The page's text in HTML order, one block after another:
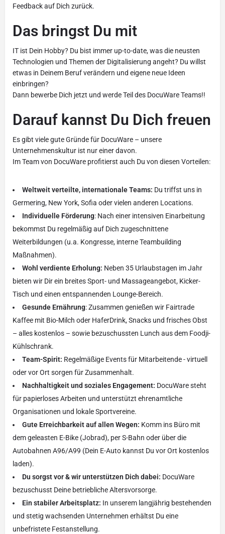
Feedback auf Dich zurück.
Das bringst Du mit
IT ist Dein Hobby? Du bist immer up-to-date, was die neusten
Technologien und Themen der Digitalisierung angeht? Du willst
etwas in Deinem Beruf verändern und eigene neue Ideen
einbringen?
Dann bewerbe Dich jetzt und werde Teil des DocuWare Teams!!
Darauf kannst Du Dich freuen
Es gibt viele gute Gründe für DocuWare – unsere
Unternehmenskultur ist nur einer davon.
Im Team von DocuWare profitierst auch Du von diesen Vorteilen:
Weltweit verteilte, internationale Teams: Du triffst uns in
Germering, New York, Sofia oder vielen anderen Locations.
Individuelle Förderung: Nach einer intensiven Einarbeitung
bekommst Du regelmäßig auf Dich zugeschnittene
Weiterbildungen (u.a. Kongresse, interne Teambuilding
Maßnahmen).
Wohl verdiente Erholung: Neben 35 Urlaubstagen im Jahr
bieten wir Dir ein breites Sport- und Massageangebot, Kicker-
Tisch und einen entspannenden Lounge-Bereich.
Gesunde Ernährung: Zusammen genießen wir Fairtrade
Kaffee mit Bio-Milch oder HaferDrink, Snacks und frisches Obst
– alles kostenlos – sowie bezuschussten Lunch aus dem Foodji-
Kühlschrank.
Team-Spirit: Regelmäßige Events für Mitarbeitende - virtuell
oder vor Ort sorgen für Zusammenhalt.
Nachhaltigkeit und soziales Engagement: DocuWare steht
für papierloses Arbeiten und unterstützt ehrenamtliche
Organisationen und lokale Sportvereine.
Gute Erreichbarkeit auf allen Wegen: Komm ins Büro mit
dem geleasten E-Bike (Jobrad), per S-Bahn oder über die
Autobahnen A96/A99 (Dein E-Auto kannst Du vor Ort kostenlos
laden).
Du sorgst vor & wir unterstützen Dich dabei: DocuWare
bezuschusst Deine betriebliche Altersvorsorge.
Ein stabiler Arbeitsplatz: In unserem langjährig bestehenden
und stetig wachsenden Unternehmen erhältst Du eine
unbefristete Festanstellung.